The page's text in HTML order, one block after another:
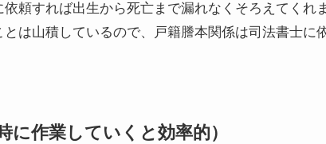
依頼すれば出生から死亡まで漏れなくそろえてくれ
は山積しているので、戸籍謄本関係は司法書士に
に作業していくと効率的）